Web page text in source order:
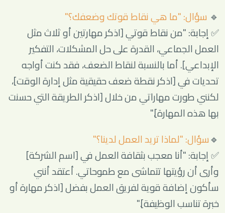
🔹 سؤال: "ما هي نقاط قوتك وضعفك؟"
✅ إجابة: "من نقاط قوتي [اذكر مهارتين أو ثلاث مثل
العمل الجماعي، القدرة على حل المشكلات، التفكير
الإبداعي]. أما بالنسبة لنقاط الضعف، فقد كنت أواجه
تحديات في [اذكر نقطة ضعف حقيقية مثل إدارة الوقت]،
لكنني طورت مهاراتي من خلال [اذكر الطريقة التي حسنت
بها هذه المهارة]."
🔹سؤال: "لماذا تريد العمل لدينا؟"
✅ إجابة: "أنا معجب بثقافة العمل في [اسم الشركة]
وأرى أن رؤيتها تتماشى مع طموحاتي. أعتقد أنني
سأكون إضافة قوية لفريق العمل بفضل [اذكر مهارة أو
خبرة تناسب الوظيفة]."